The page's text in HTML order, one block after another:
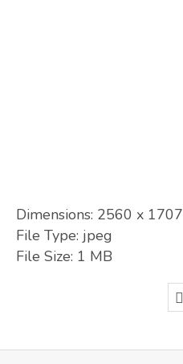
Dimensions: 2560 x 1707
File Type: jpeg
File Size: 1 MB